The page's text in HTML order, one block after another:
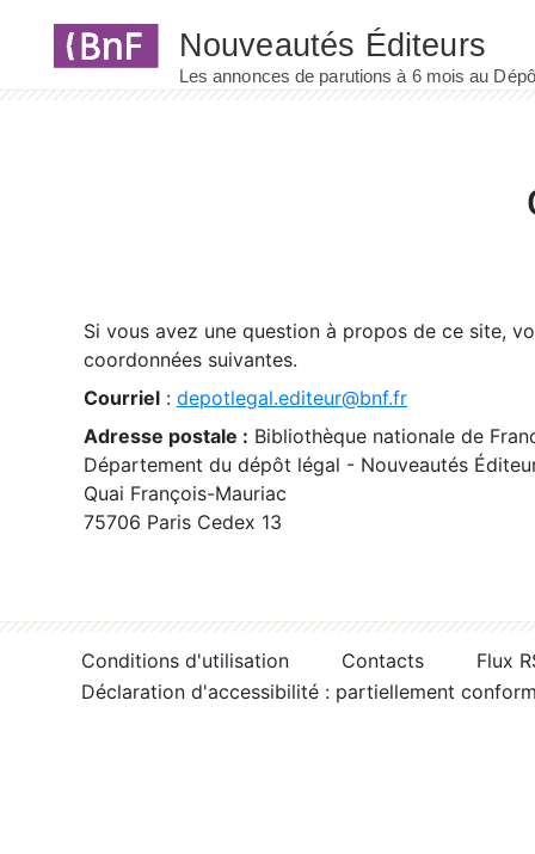
Si vous avez une question à propos de ce site,
coordonnées suivantes.
Courriel : depotlegal.editeur@bnf.fr
Adresse postale : Bibliothèque nationale de
Département du dépôt légal - Nouveautés
Quai François-Mauriac
75706 Paris Cedex 13
Conditions d'utilisation Contacts
Flux
Déclaration d'accessibilité : partiellement